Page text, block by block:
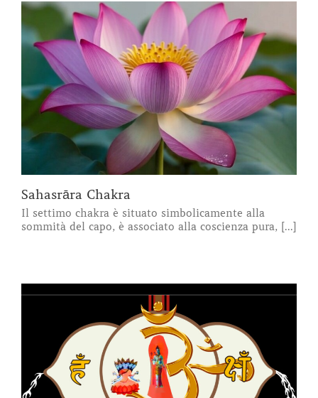
Sahasrāra Chakra
Il settimo chakra è situato simbolicamente alla
sommità del capo, è associato alla coscienza pura, [...]